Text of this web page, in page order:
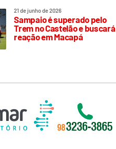
21 de junho de 2026
Sampaio é superado pelo
Trem no Castelão e buscará
reação em Macapá